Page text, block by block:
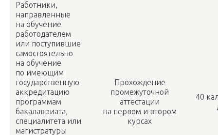
Работники,
направленные
на обучение
работодателем
или поступившие
самостоятельно
на обучение
по имеющим
государственную
аккредитацию
программам
бакалавриата,
специалитета или
магистратуры
Прохождение
промежуточной
аттестации
на первом и втором
курсах
40